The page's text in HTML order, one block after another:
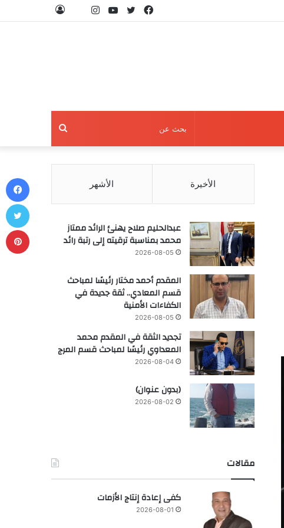
threadsانستقرام يوتيوب تويتر
فيسبوك
عن
الأخيرة الأشهر
عبدالحليم صلاح يهنئ الرائد ممتاز
محمد بمناسبة ترقيته إلى رتبة رائد
2026-08-05
المقدم أحمد مختار رئيسًا لمباحث
قسم المعادي.. ثقة جديدة في
الكفاءات الأمنية
2026-08-05
تجديد الثقة في المقدم محمد
المعداوي رئيسًا لمباحث قسم المرج
2026-08-04
(بدون عنوان)
2026-08-02
مقالات
كفى إعادة إنتاج الأزمات
2026-08-01